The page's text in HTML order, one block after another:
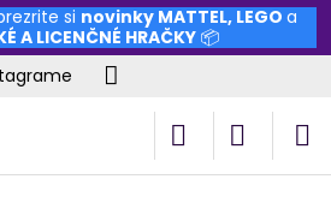
si novinky MATTEL, LEGO a
A LICENČNÉ HRAČKY📦